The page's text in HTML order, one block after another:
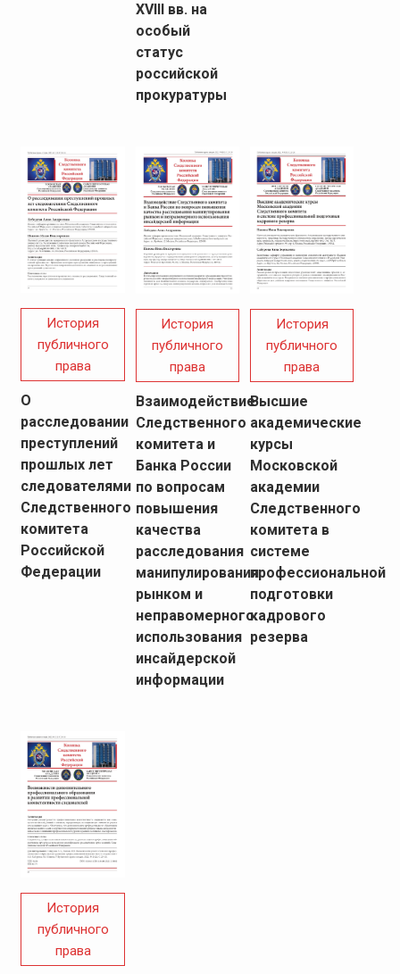
XVIII вв. на
особый
статус
российской
прокуратуры
История
публичного
права
О
расследовании
преступлений
прошлых лет
следователями
Следственного
комитета
Российской
Федерации
История
публичного
права
Взаимодействие
Следственного
комитета и
Банка России
по вопросам
повышения
качества
расследования
манипулирования
рынком и
неправомерного
использования
инсайдерской
информации
История
публичного
права
Высшие
академические
курсы
Московской
академии
Следственного
комитета в
системе
профессиональной
подготовки
кадрового
резерва
История
публичного
права